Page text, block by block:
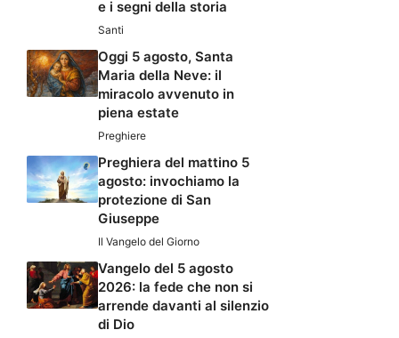
e i segni della storia
Santi
Oggi 5 agosto, Santa
Maria della Neve: il
miracolo avvenuto in
piena estate
Preghiere
Preghiera del mattino 5
agosto: invochiamo la
protezione di San
Giuseppe
Il Vangelo del Giorno
Vangelo del 5 agosto
2026: la fede che non si
arrende davanti al silenzio
di Dio